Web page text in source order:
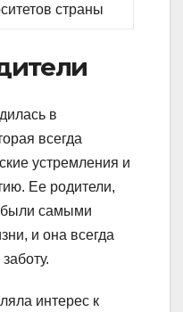
страны
в
всегда
устремления и
Ее родители,
были самыми
и она всегда
интерес к